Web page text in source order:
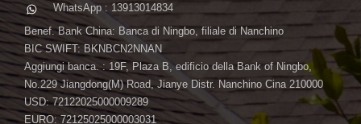
WhatsApp : 13913014834
Benef. Bank China: Banca di Ningbo, filiale di Nanchino
BIC SWIFT: BKNBCN2NNAN
Aggiungi banca. : 19F, Plaza B, edificio della Bank of Ningbo,
No.229 Jiangdong(M) Road, Jianye Distr. Nanchino Cina 210000
USD: 72122025000009289
EURO: 72125025000003031